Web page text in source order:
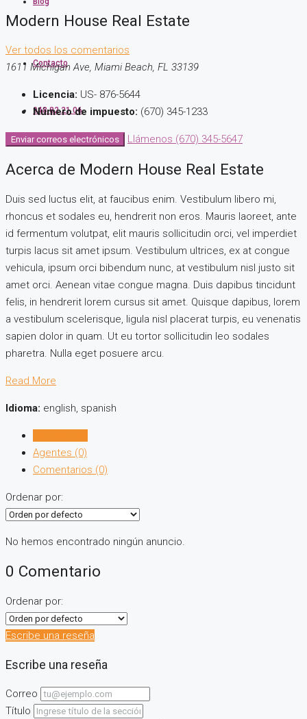
Contacto
948 82 21 06
Modern House Real Estate
Ver todos los comentarios
1611 Michigan Ave, Miami Beach, FL 33139
Licencia: US- 876-5644
Número de impuesto: (670) 345-1233
Enviar correos electrónicos Llámenos (670) 345-5647
Acerca de Modern House Real Estate
Duis sed luctus elit, at faucibus enim. Vestibulum libero mi,
rhoncus et sodales eu, hendrerit non eros. Mauris laoreet, ante
id fermentum volutpat, elit mauris sollicitudin orci, vel imperdiet
turpis lacus sit amet ipsum. Vestibulum ultrices, ex at congue
vehicula, ipsum orci bibendum nunc, at vestibulum nisl justo sit
amet orci. Aenean vitae congue magna. Duis dapibus tincidunt
felis, in hendrerit lorem cursus sit amet. Quisque dapibus, lorem
a vestibulum scelerisque, ligula nisl placerat turpis, eu venenatis
sapien dolor in quam. Ut eu tortor sollicitudin leo sodales
pharetra. Nulla eget posuere arcu.
Read More
Idioma: english, spanish
Agentes (0)
Comentarios (0)
Ordenar por:
No hemos encontrado ningún anuncio.
0 Comentario
Ordenar por:
Escribe una reseña
Escribe una reseña
Correo
Título